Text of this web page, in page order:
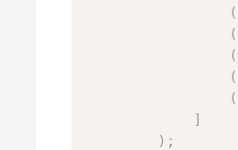
(
(
(
(
(
]
) ;